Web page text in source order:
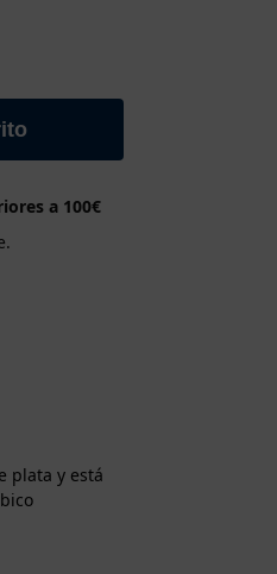
a 100€
plata y está